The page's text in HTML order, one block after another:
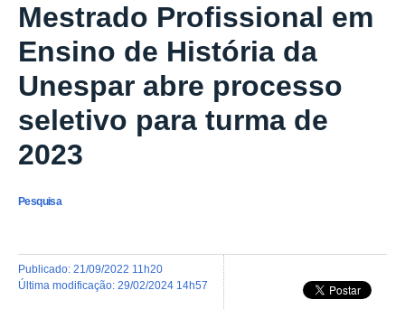
Mestrado Profissional em
Ensino de História da
Unespar abre processo
seletivo para turma de
2023
Pesquisa
publicado: 21/09/2022 11h20
última modificação: 29/02/2024 14h57